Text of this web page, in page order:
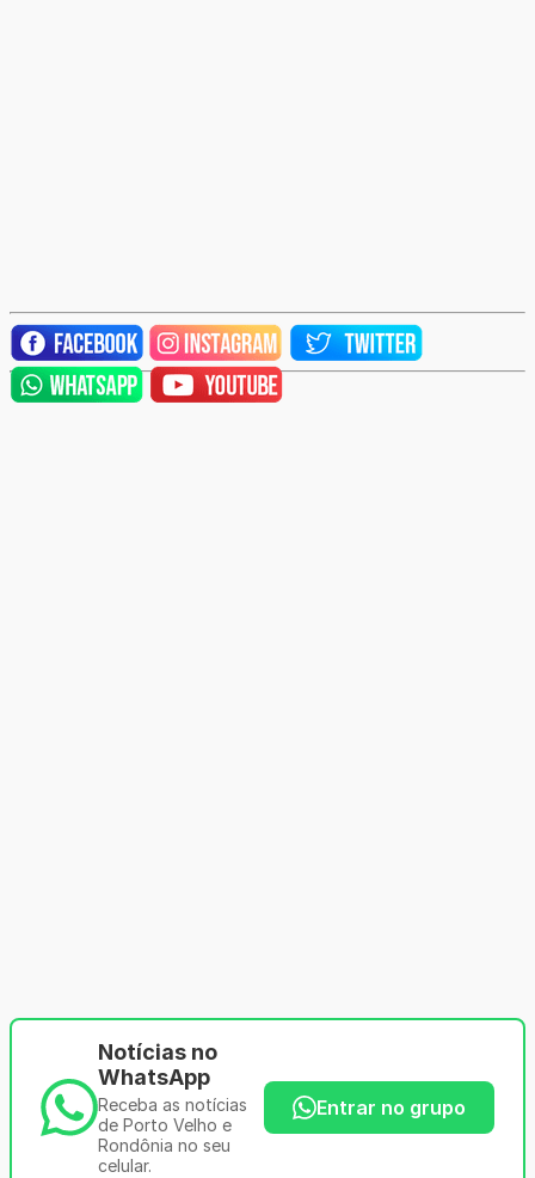
Notícias no
WhatsApp
Receba as notícias
de Porto Velho e
Rondônia no seu
celular.
Entrar no grupo